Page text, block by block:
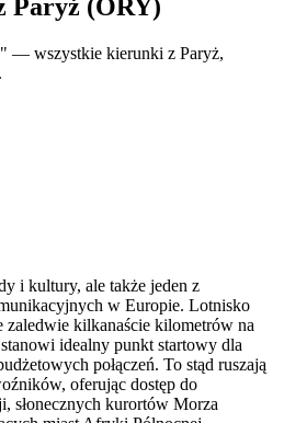
Paryż (ORY)
— wszystkie kierunki z Paryż,
i kultury, ale także jeden z
w Europie. Lotnisko
zaledwie kilkanaście kilometrów na
idealny punkt startowy dla
połączeń. To stąd ruszają
oferując dostęp do
słonecznych kurortów Morza